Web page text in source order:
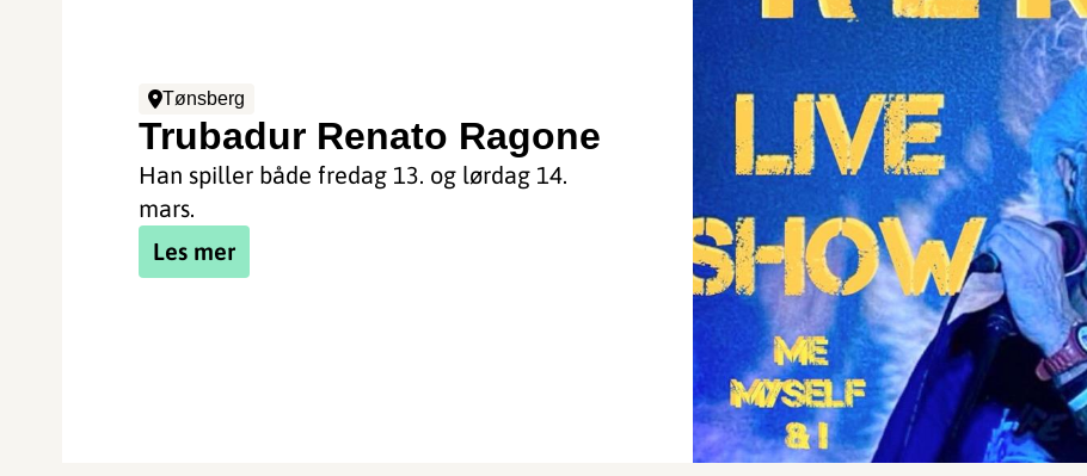
Tønsberg
Trubadur Renato Ragone
Han spiller både fredag 13. og lørdag 14.
mars.
Les mer